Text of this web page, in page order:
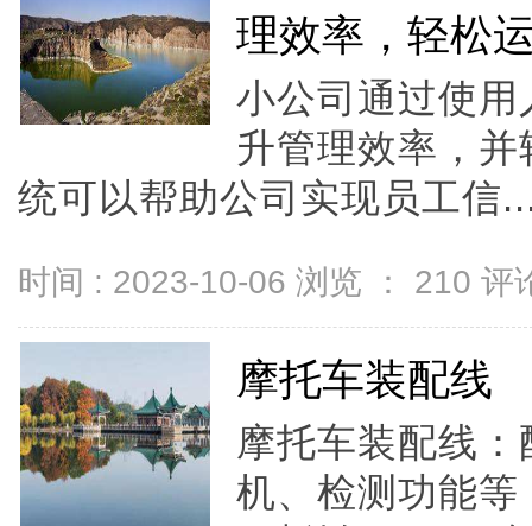
理效率，轻松
小公司通过使
升管理效率，
统可以帮助公司实现员工信
时间 : 2023-10-06 浏览 ： 210 评
摩托车装配线
摩托车装配线
机、检测功能